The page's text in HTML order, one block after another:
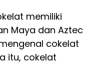
memiliki
Maya dan Aztec
cokelat
itu, cokelat